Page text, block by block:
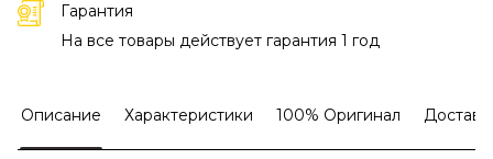
Гарантия
На все товары действует гарантия 1 год
Описание Характеристики 100% Оригинал